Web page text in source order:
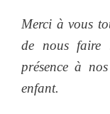
Merci à vous
de nous faire
présence à
enfant.